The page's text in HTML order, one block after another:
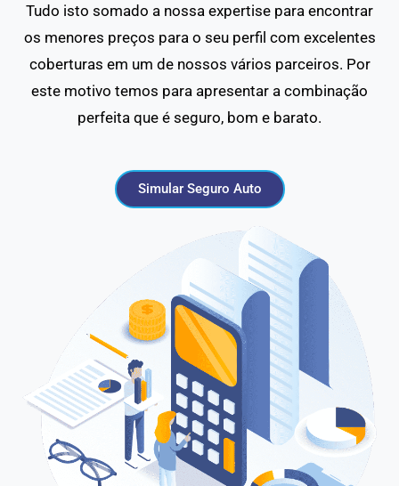
Tudo isto somado a nossa expertise para encontrar
os menores preços para o seu perfil com excelentes
coberturas em um de nossos vários parceiros. Por
este motivo temos para apresentar a combinação
perfeita que é seguro, bom e barato.
Simular Seguro Auto